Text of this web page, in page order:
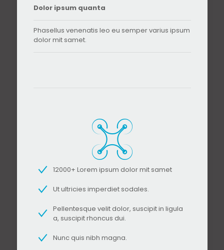
Dolor ipsum quanta
Phasellus venenatis leo eu semper varius ipsum
dolor mit samet.
12000+ Lorem ipsum dolor mit samet
Ut ultricies imperdiet sodales.
Pellentesque velit dolor, suscipit in ligula
a, suscipit rhoncus dui.
Nunc quis nibh magna.